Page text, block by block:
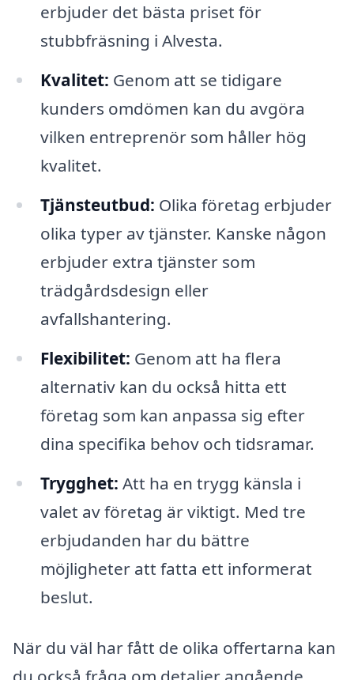
erbjuder det bästa priset för
stubbfräsning i Alvesta.
Kvalitet: Genom att se tidigare
kunders omdömen kan du avgöra
vilken entreprenör som håller hög
kvalitet.
Tjänsteutbud: Olika företag erbjuder
olika typer av tjänster. Kanske någon
erbjuder extra tjänster som
trädgårdsdesign eller
avfallshantering.
Flexibilitet: Genom att ha flera
alternativ kan du också hitta ett
företag som kan anpassa sig efter
dina specifika behov och tidsramar.
Trygghet: Att ha en trygg känsla i
valet av företag är viktigt. Med tre
erbjudanden har du bättre
möjligheter att fatta ett informerat
beslut.
När du väl har fått de olika offertarna kan